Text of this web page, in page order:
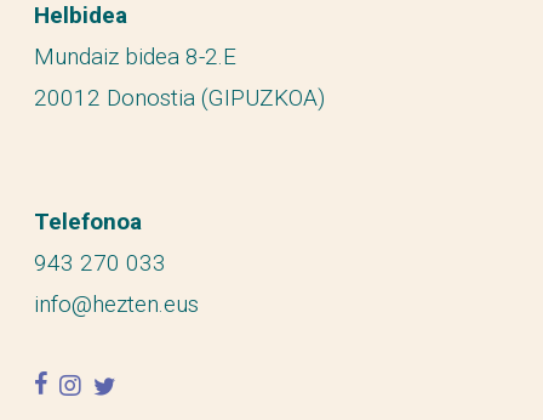
Helbidea
Mundaiz bidea 8-2.E
20012 Donostia (GIPUZKOA)
Telefonoa
943 270 033
info@hezten.eus
facebook
instagram
twitter